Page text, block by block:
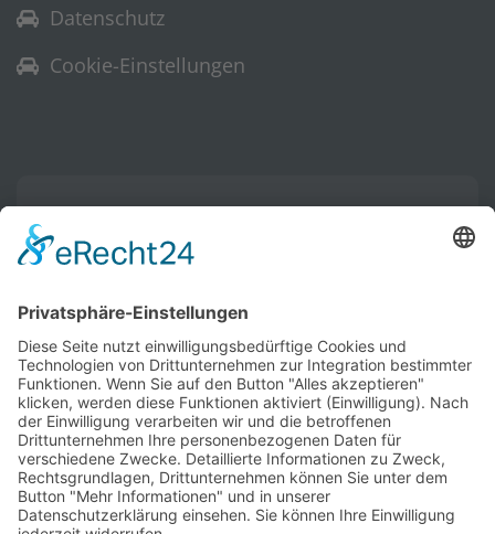
Datenschutz
Cookie-Einstellungen
Ihr Warenkorb ist leer.
Vertrag widerrufen
Historische Technik Culitzsch e.V.
Hauptstr. 59 A
08112 Wilkau-Haßlau‎